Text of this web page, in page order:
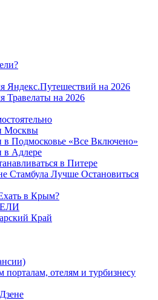
Яндекс.Путешествий на 2026
Травелаты на 2026
Москвы
Подмосковье «Все Включено»
в Адлере
в Питере
Стамбула Лучше Остановиться
в Крым?
Край
порталам, отелям и турбизнесу